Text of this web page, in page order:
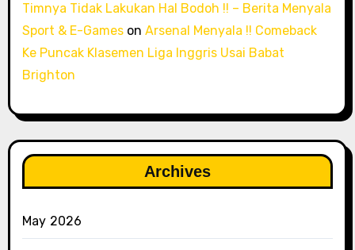
Timnya Tidak Lakukan Hal Bodoh !! – Berita Menyala
Sport & E-Gameson Arsenal Menyala !! Comeback
Ke Puncak Klasemen Liga Inggris Usai Babat
Brighton
Archives
May 2026